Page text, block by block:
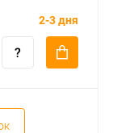
2-3 дня